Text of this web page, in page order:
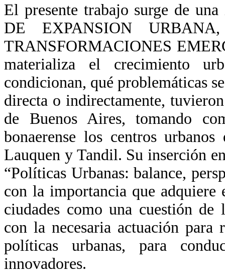
El presente trabajo surge de
DE EXPANSION
TRANSFORMACIONES
materializa el crecimiento
condicionan, qué problemáticas
directa o indirectamente,
de Buenos Aires, tomando
bonaerense los centros
Lauquen y Tandil. Su inserción
“Políticas Urbanas: balance,
con la importancia que
ciudades como una cuestión
con la necesaria actuación
políticas urbanas, para
innovadores.